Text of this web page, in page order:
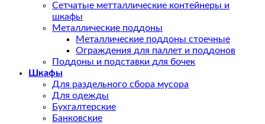
Сетчатые метталлические контейнеры и
шкафы
Металлические поддоны
Металлические поддоны стоечные
Ограждения для паллет и поддонов
Поддоны и подставки для бочек
Шкафы
Для раздельного сбора мусора
Для одежды
Бухгалтерские
Банковские